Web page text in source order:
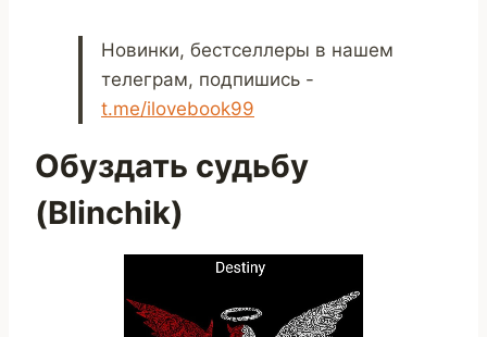
Новинки, бестселлеры в нашем
телеграм, подпишись -
t.me/ilovebook99
Обуздать судьбу
(Blinchik)